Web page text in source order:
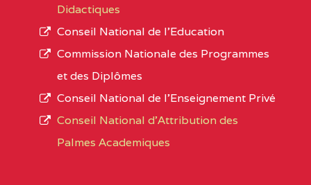
Région Noms
AGES COMPREHENSIVE BILINGUAL
SUD-OUEST
AGES COMPREHENSIVE
SCHOOL BP :495 KUMBA
suit :
1950 établissements publics
895 CES dont 86 Bilingues
1055 Lycées dont 351 Bilingues
72 établissements avec section bilingue
1358 établissements privés
Didactiques
Conseil National de l’Education
Commission Nationale des Programmes
et des Diplômes
Conseil National de l’Enseignement Privé
Conseil National d'Attribution des
Palmes Academiques